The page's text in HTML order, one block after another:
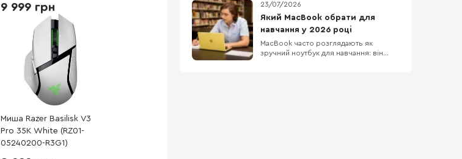
9 999 грн
Миша Razer Basilisk V3
Pro 35K White (RZ01-
05240200-R3G1)
задавати окремо для роботи від
мережі й від батареї, а виробники
ноутбуків нерідко додають власні
профілі, які спеціально зменшують
23/07/2026
Який MacBook обрати для
навчання у 2026 році
MacBook часто розглядають як
зручний ноутбук для навчання: він